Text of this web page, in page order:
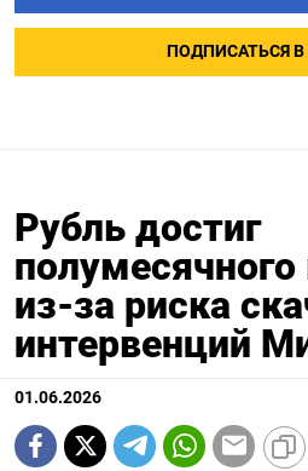
ПОДПИСАТЬСЯ В
Рубль достиг
из-за риска
интервенций
01.06.2026